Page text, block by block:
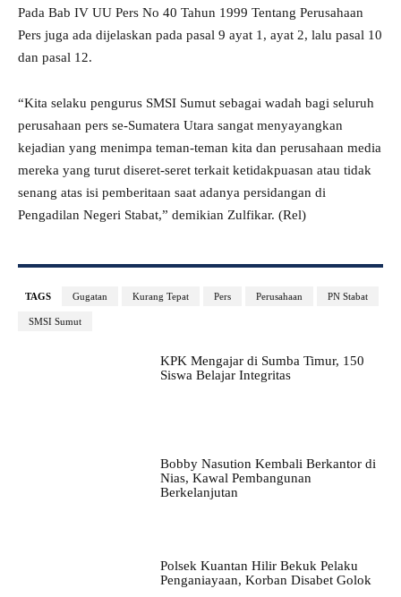
Pada Bab IV UU Pers No 40 Tahun 1999 Tentang Perusahaan
Pers juga ada dijelaskan pada pasal 9 ayat 1, ayat 2, lalu pasal 10
dan pasal 12.
“Kita selaku pengurus SMSI Sumut sebagai wadah bagi seluruh
perusahaan pers se-Sumatera Utara sangat menyayangkan
kejadian yang menimpa teman-teman kita dan perusahaan media
mereka yang turut diseret-seret terkait ketidakpuasan atau tidak
senang atas isi pemberitaan saat adanya persidangan di
Pengadilan Negeri Stabat,” demikian Zulfikar. (Rel)
TAGS Gugatan Kurang Tepat Pers Perusahaan PN Stabat
SMSI Sumut
KPK Mengajar di Sumba Timur, 150
Siswa Belajar Integritas
Bobby Nasution Kembali Berkantor di
Nias, Kawal Pembangunan
Berkelanjutan
Polsek Kuantan Hilir Bekuk Pelaku
Penganiayaan, Korban Disabet Golok